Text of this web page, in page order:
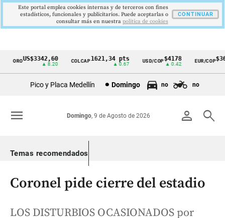
Cintillo
Colombia
OROUS$3342,60
▲ 8.20
COLCAP1621,34 pts
▲ 0.67
USD/COP$4178
▲ 0.42
EUR/COP
Pico y Placa Medellín Domingo no no
person search
Domingo, 9 de Agosto de 2026
menu
Temas recomendados
Coronel pide cierre del estadio
LOS DISTURBIOS OCASIONADOS por
Este portal emplea cookies internas y de terceros con fines
estadísticos, funcionales y publicitarios. Puede aceptarlas o
consultar más en nuestra politica de cookies
CONTINUAR